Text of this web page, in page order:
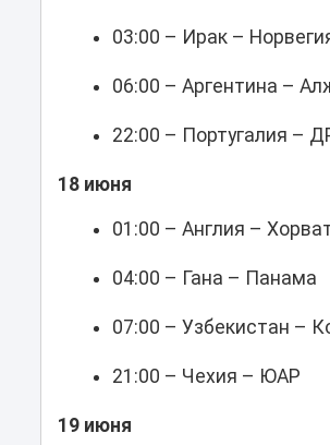
03:00 – Ирак –
06:00 – Аргентина –
22:00 – Португалия –
18 июня
01:00 – Англия –
04:00 – Гана – Панама
07:00 – Узбекистан –
21:00 – Чехия – ЮАР
19 июня